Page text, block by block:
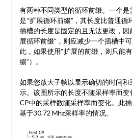
有两种不同类型的循环前缀。一个
是“扩展循环前缀”，其长度比普通循
插槽的长度是固定的且无法更改，因
展循环前缀”，则应减少一个插槽中
此，如果使用“扩展的前缀，则只能
缀”）。
如果您放大子帧以显示确切的时间
示。该图所示的长度不随采样率而变
CP中的采样数随采样率而变化。此
基于30.72 Mhz采样率的情况。